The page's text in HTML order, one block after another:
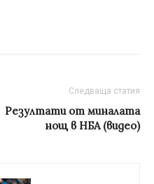
Следваща статия
Резултати от миналата
нощ в НБА (видео)